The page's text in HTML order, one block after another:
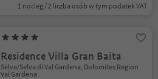
1 nocleg / 2 liczba osób w tym podatek VAT
Residence Villa Gran Baita
Sëlva/Selva di Val Gardena, Dolomites Region
Val Gardena